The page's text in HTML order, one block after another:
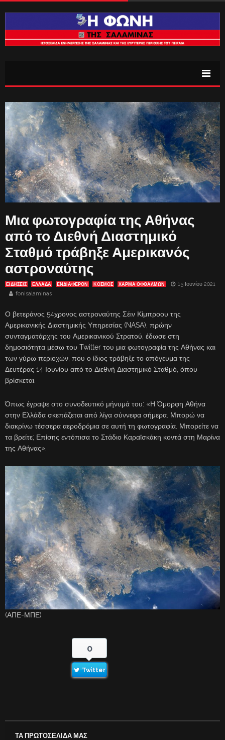
Μια φωτογραφία της Αθήνας
από το Διεθνή Διαστημικό
Σταθμό τράβηξε Αμερικανός
αστροναύτης
ΕΙΔΗΣΕΙΣ ΕΛΛΑΔΑ ΕΝΔΙΑΦΈΡΟΝ ΚΟΣΜΟΣ ΧΑΡΜΑ ΟΦΘΑΛΜΩΝ
15 Ιουνίου 2021
fonisalaminas
Ο βετεράνος 54χρονος αστροναύτης Σέιν Κίμπροου της
Αμερικανικής Διαστημικής Υπηρεσίας (NASA), πρώην
συνταγματάρχης του Αμερικανικού Στρατού, έδωσε στη
δημοσιότητα μέσω του Twitter του μια φωτογραφία της Αθήνας και
των γύρω περιοχών, που ο ίδιος τράβηξε το απόγευμα της
Δευτέρας 14 Ιουνίου από το Διεθνή Διαστημικό Σταθμό, όπου
βρίσκεται.
Όπως έγραψε στο συνοδευτικό μήνυμά του: «Η Όμορφη Αθήνα
στην Ελλάδα σκεπάζεται από λίγα σύννεφα σήμερα. Μπορώ να
διακρίνω τέσσερα αεροδρόμια σε αυτή τη φωτογραφία. Μπορείτε να
τα βρείτε; Επίσης εντόπισα το Στάδιο Καραϊσκάκη κοντά στη Μαρίνα
της Αθήνας».
(ΑΠΕ-ΜΠΕ)
0
Twitter
ΤΑ ΠΡΩΤΟΣΕΛΙΔΑ ΜΑΣ